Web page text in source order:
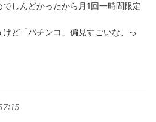
しんどかったから月1回一時間限定
ど「パチンコ」偏見すごいな、っ